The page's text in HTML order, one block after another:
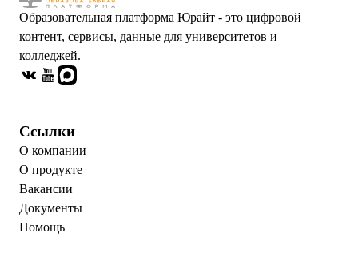
Образовательная платформа Юрайт - это цифровой
контент, сервисы, данные для университетов и
колледжей.
Ссылки
О компании
О продукте
Вакансии
Документы
Помощь